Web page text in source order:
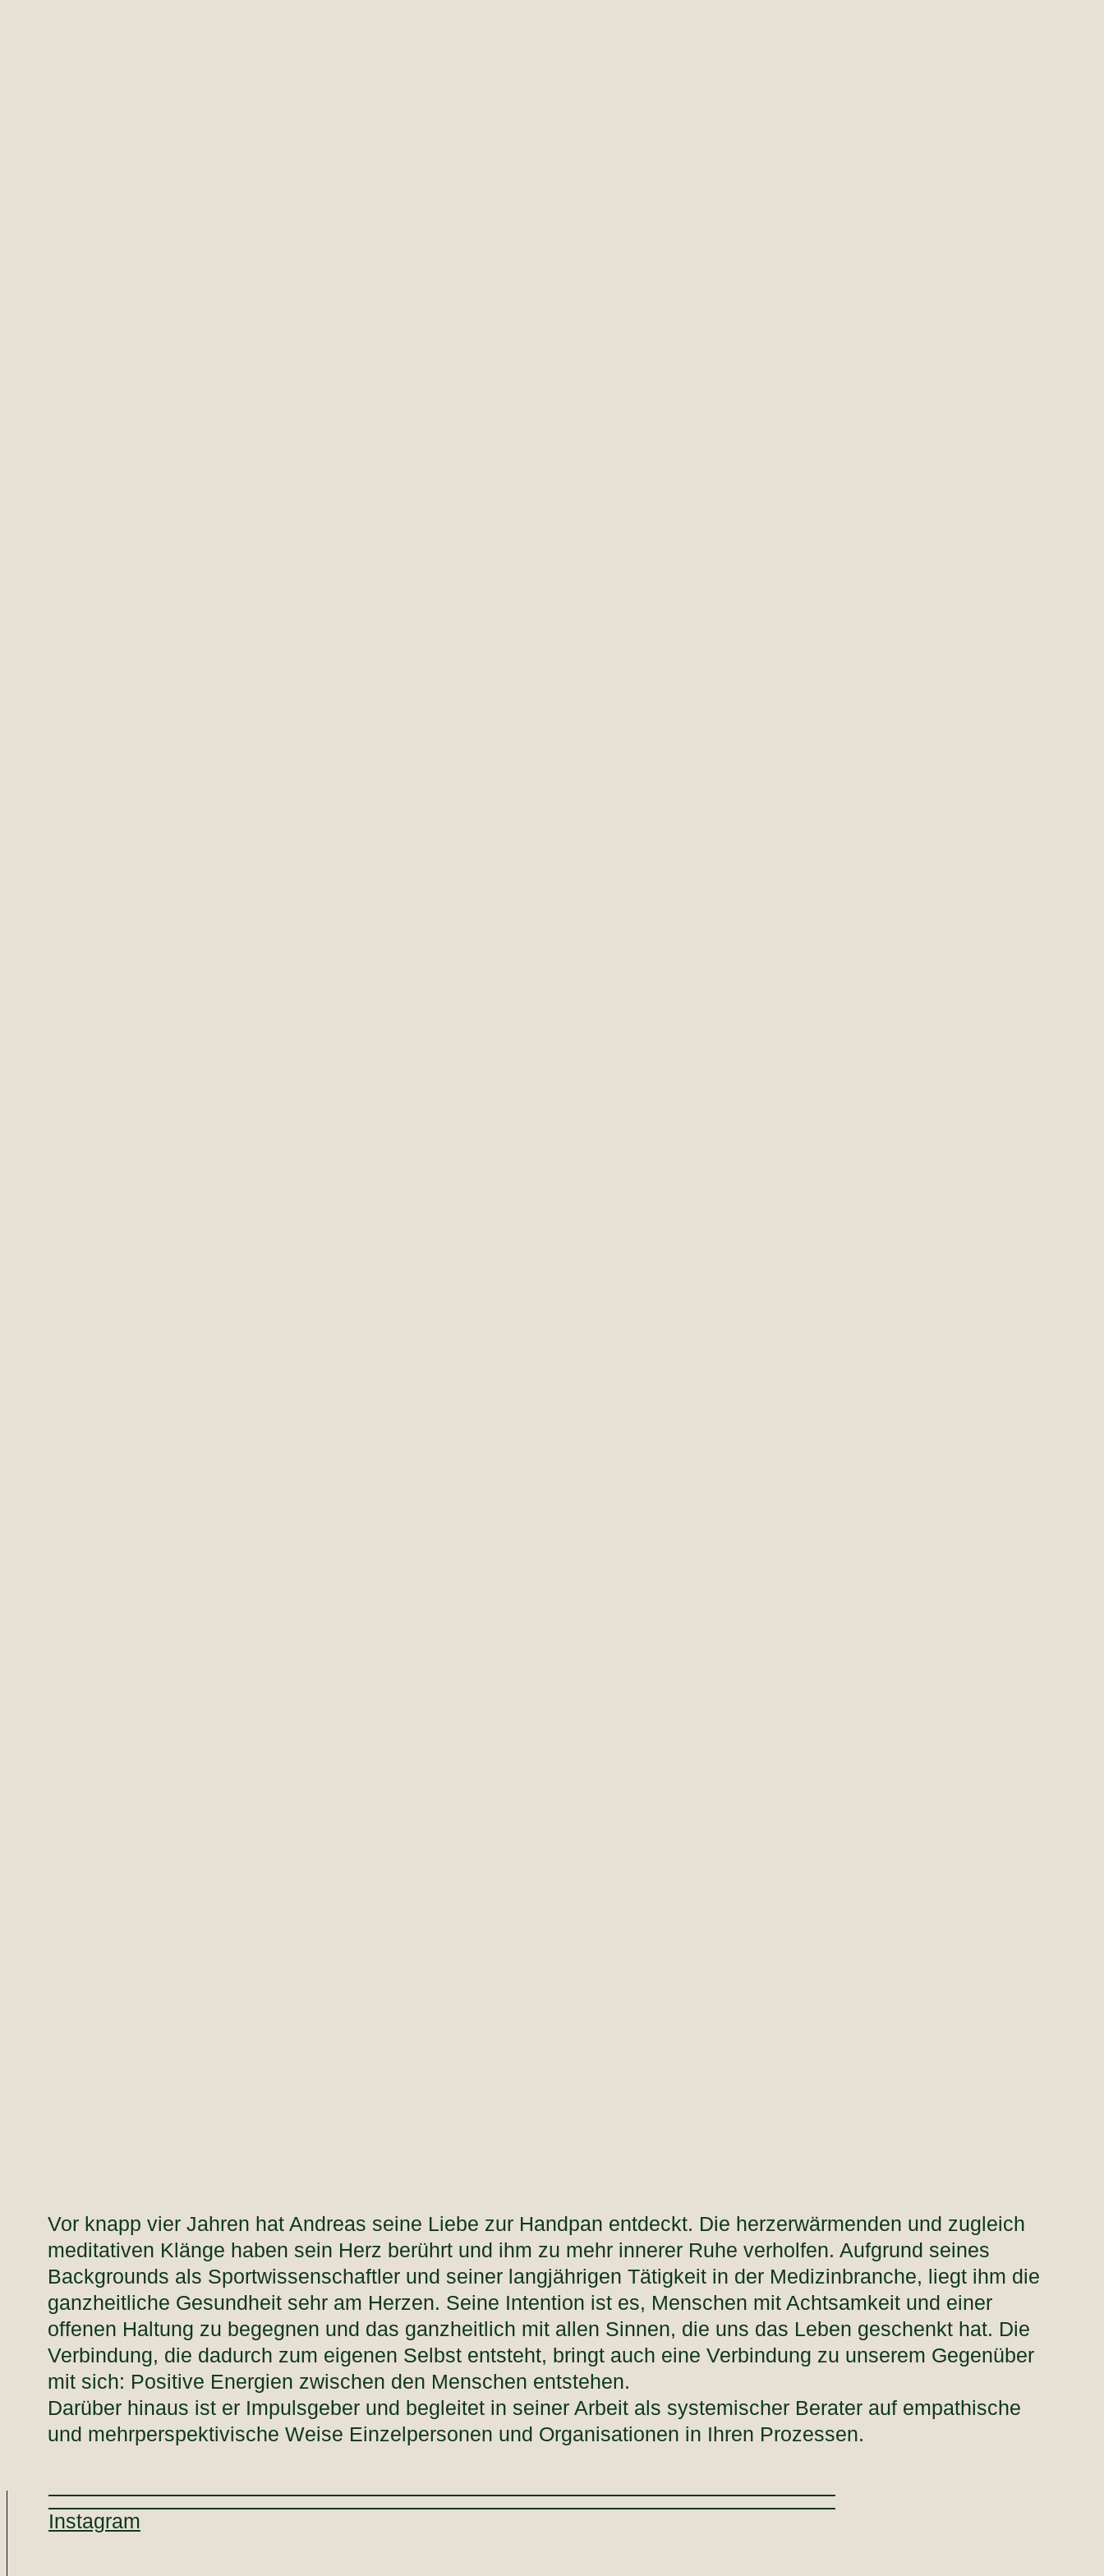
Vor knapp vier Jahren hat Andreas seine Liebe zur Handpan entdeckt. Die herzerwärmenden und zugleich
meditativen Klänge haben sein Herz berührt und ihm zu mehr innerer Ruhe verholfen. Aufgrund seines
Backgrounds als Sportwissenschaftler und seiner langjährigen Tätigkeit in der Medizinbranche, liegt ihm die
ganzheitliche Gesundheit sehr am Herzen. Seine Intention ist es, Menschen mit Achtsamkeit und einer
offenen Haltung zu begegnen und das ganzheitlich mit allen Sinnen, die uns das Leben geschenkt hat. Die
Verbindung, die dadurch zum eigenen Selbst entsteht, bringt auch eine Verbindung zu unserem Gegenüber
mit sich: Positive Energien zwischen den Menschen entstehen.
Darüber hinaus ist er Impulsgeber und begleitet in seiner Arbeit als systemischer Berater auf empathische
und mehrperspektivische Weise Einzelpersonen und Organisationen in Ihren Prozessen.
Instagram